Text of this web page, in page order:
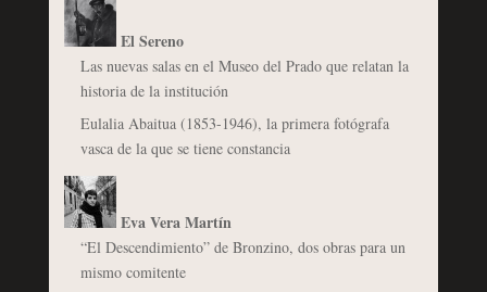
El Sereno
Las nuevas salas en el Museo del Prado que relatan la
historia de la institución
Eulalia Abaitua (1853-1946), la primera fotógrafa
vasca de la que se tiene constancia
Eva Vera Martín
“El Descendimiento” de Bronzino, dos obras para un
mismo comitente